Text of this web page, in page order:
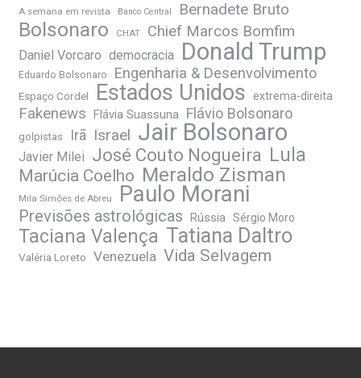
A semana em revista Banco Central Bernadete Bruto
Bolsonaro CHAT Chief Marcos Bomfim
Daniel Vorcaro democracia Donald Trump
Eduardo Bolsonaro Engenharia & Desenvolvimento
Espaço Cordel Estados Unidos extrema-direita
Fakenews Flávia Suassuna Flávio Bolsonaro
golpistas Irã Israel Jair Bolsonaro
Javier Milei José Couto Nogueira Lula
Marúcia Coelho Meraldo Zisman
Mila Simões de Abreu Paulo Morani
Previsões astrológicas Rússia Sérgio Moro
Taciana Valença Tatiana Daltro
Valéria Loreto Venezuela Vida Selvagem